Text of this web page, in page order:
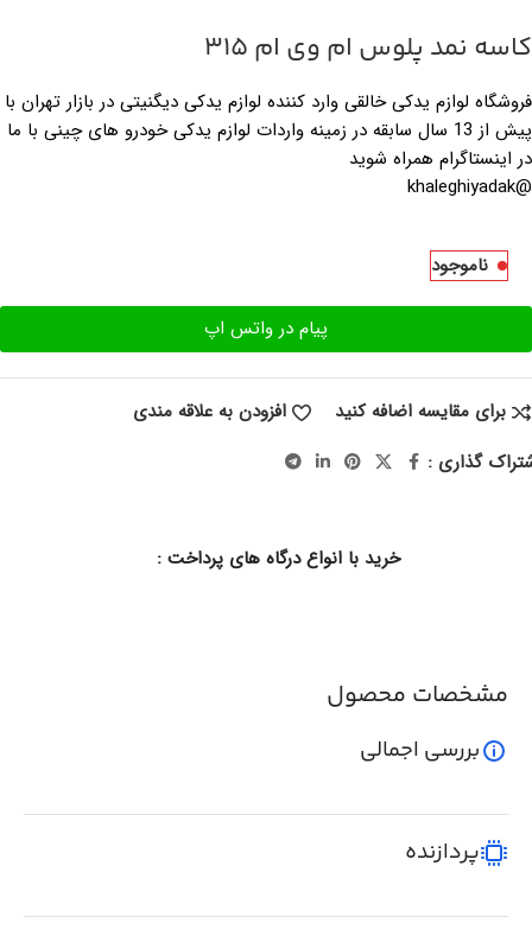
کاسه نمد پلوس ام وی ام 315
فروشگاه لوازم یدکی خالقی وارد کننده لوازم یدکی دیگنیتی در بازار تهران با
پیش از 13 سال سابقه در زمینه واردات لوازم یدکی خودرو های چینی با ما
در اینستاگرام همراه شوید
@khaleghiyadak
ناموجود
پیام در واتس اپ
برای مقایسه اضافه کنید
افزودن به علاقه مندی
گذاری :
خرید با انواع درگاه های پرداخت :
مشخصات محصول
بررسی اجمالی
پردازنده